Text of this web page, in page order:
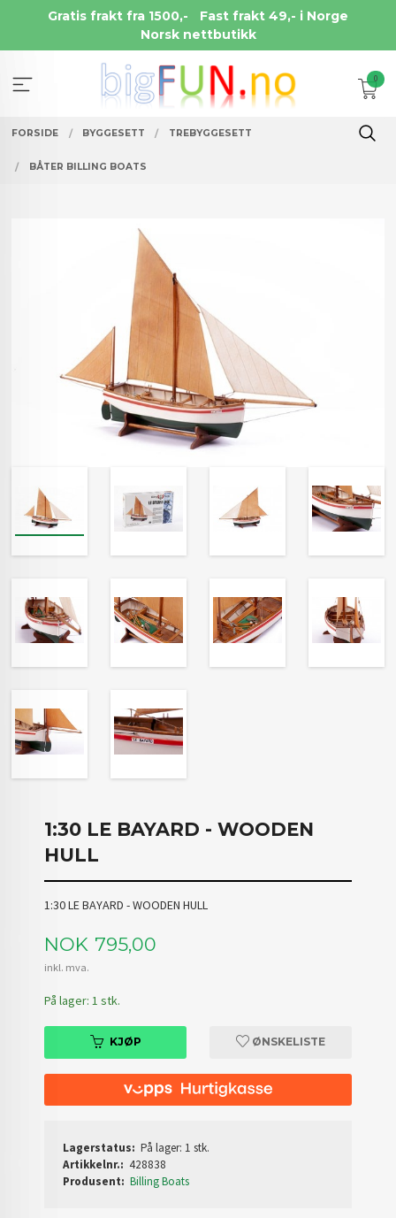
Gratis frakt fra 1500,-
Fast frakt 49,- i Norge
Norsk nettbutikk
0
FORSIDE BYGGESETT TREBYGGESETT
BÅTER BILLING BOATS
1:30 LE BAYARD - WOODEN
HULL
1:30 LE BAYARD - WOODEN HULL
Pris
NOK 795,00
inkl. mva.
På lager: 1 stk.
KJØP ØNSKELISTE
Lagerstatus: På lager: 1 stk.
Artikkelnr.: 428838
Produsent: Billing Boats